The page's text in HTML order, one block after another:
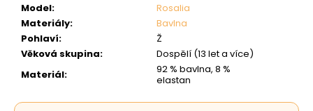
Model:
Rosalia
Materiály:
Bavlna
Pohlaví:
Ž
Věková skupina:
Dospělí (13 let a více)
Materiál:
92 % bavlna, 8 %
elastan